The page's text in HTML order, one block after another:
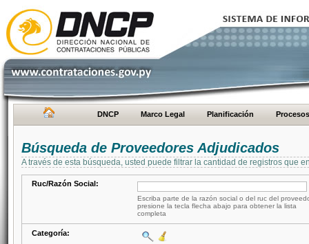
DNCP Marco Legal Planificación Procesos
Búsqueda de Proveedores Adjudicados
A través de esta búsqueda, usted puede filtrar la cantidad de registros que
Ruc/Razón Social:
Escriba parte de la razón social o del ruc del
presione la tecla flecha abajo para obtener la lista
completa
Categoría: